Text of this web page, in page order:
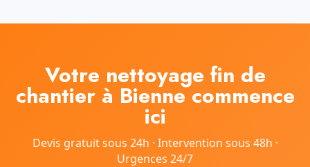
Votre nettoyage fin de
chantier à Bienne commence
ici
Devis gratuit sous 24h · Intervention sous 48h ·
Urgences 24/7